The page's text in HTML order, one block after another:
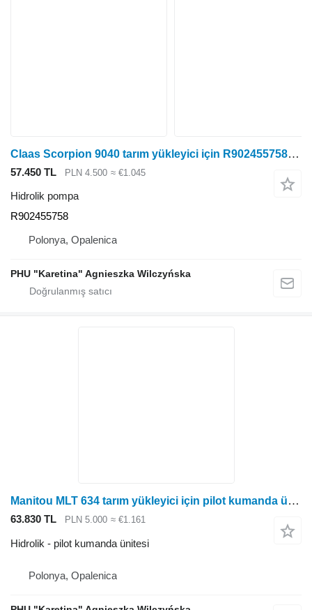
Claas Scorpion 9040 tarım yükleyici için R902455758 hidrolik pompa
57.450 TL PLN 4.500 ≈ €1.045
Hidrolik pompa
R902455758
Polonya, Opalenica
PHU "Karetina" Agnieszka Wilczyńska
Manitou MLT 634 tarım yükleyici için pilot kumanda ünitesi
63.830 TL PLN 5.000 ≈ €1.161
Hidrolik - pilot kumanda ünitesi
Polonya, Opalenica